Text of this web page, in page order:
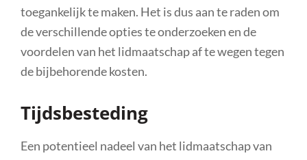
toegankelijk te maken. Het is dus aan te raden om
de verschillende opties te onderzoeken en de
voordelen van het lidmaatschap af te wegen tegen
de bijbehorende kosten.
Tijdsbesteding
Een potentieel nadeel van het lidmaatschap van